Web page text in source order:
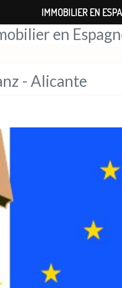
en
- Alicante
IMMOBILIER EN